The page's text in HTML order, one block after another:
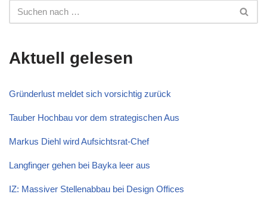
Aktuell gelesen
Gründerlust meldet sich vorsichtig zurück
Tauber Hochbau vor dem strategischen Aus
Markus Diehl wird Aufsichtsrat-Chef
Langfinger gehen bei Bayka leer aus
IZ: Massiver Stellenabbau bei Design Offices